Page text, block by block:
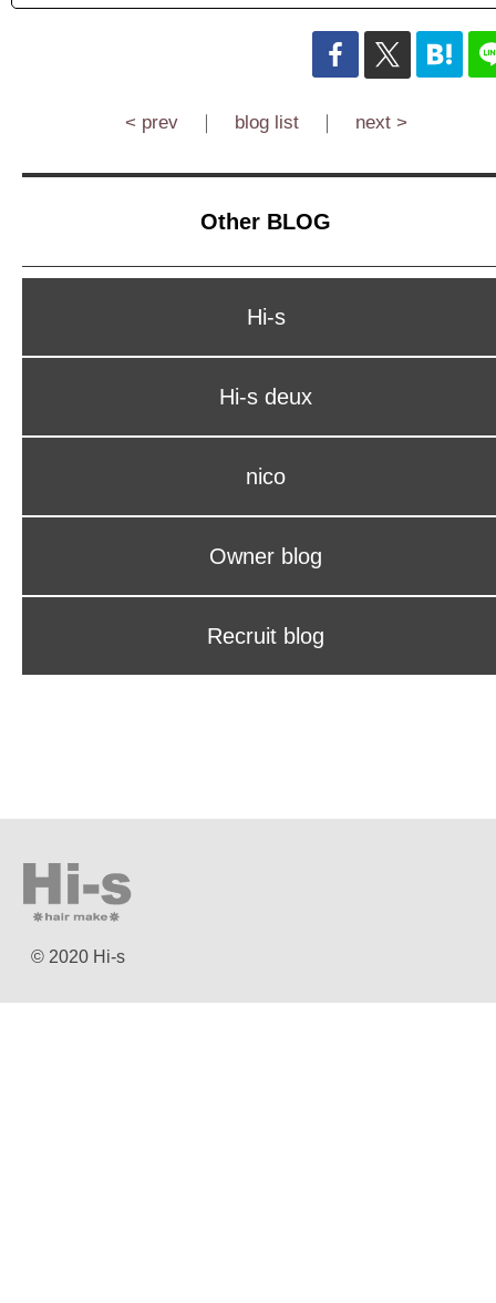
< prev｜ blog list｜ next >
Other BLOG
Hi-s
Hi-s deux
nico
Owner blog
Recruit blog
© 2020 Hi-s